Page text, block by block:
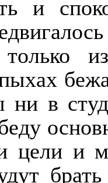
и
из
ни в
цели и